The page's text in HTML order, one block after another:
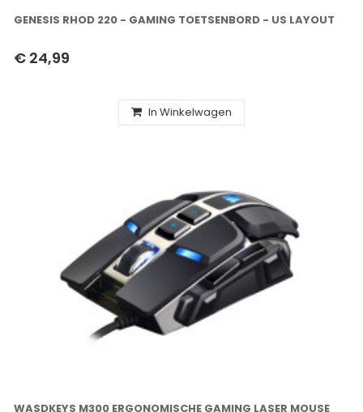
GENESIS RHOD 220 - GAMING TOETSENBORD - US LAYOUT
€ 24,99
In Winkelwagen
WASDKEYS M300 ERGONOMISCHE GAMING LASER MOUSE